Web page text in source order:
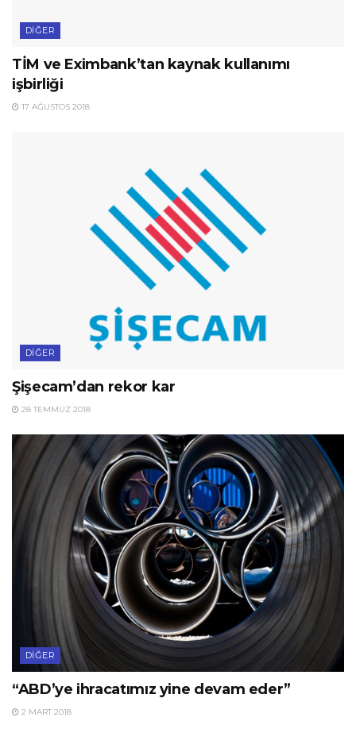
DIĞER
TİM ve Eximbank’tan kaynak kullanımı
işbirliği
17 AĞUSTOS 2018
DIĞER
Şişecam’dan rekor kar
28 TEMMUZ 2018
DIĞER
“ABD’ye ihracatımız yine devam eder”
2 MART 2018